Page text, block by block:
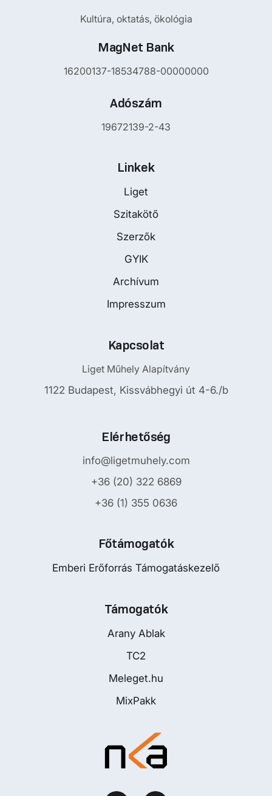
Kultúra, oktatás, ökológia
MagNet Bank
16200137-18534788-00000000
Adószám
19672139-2-43
Linkek
Liget
Szitakötő
Szerzők
GYIK
Archívum
Impresszum
Kapcsolat
Liget Műhely Alapítvány
1122 Budapest, Kissvábhegyi út 4-6./b
Elérhetőség
info@ligetmuhely.com
+36 (20) 322 6869
+36 (1) 355 0636
Főtámogatók
Emberi Erőforrás Támogatáskezelő
Támogatók
Arany Ablak
TC2
Meleget.hu
MixPakk